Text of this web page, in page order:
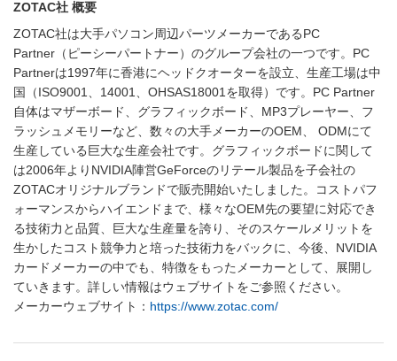
ZOTAC社 概要
ZOTAC社は大手パソコン周辺パーツメーカーであるPC
Partner（ピーシーパートナー）のグループ会社の一つです。PC
Partnerは1997年に香港にヘッドクオーターを設立、生産工場は中
国（ISO9001、14001、OHSAS18001を取得）です。PC Partner
自体はマザーボード、グラフィックボード、MP3プレーヤー、フ
ラッシュメモリーなど、数々の大手メーカーのOEM、 ODMにて
生産している巨大な生産会社です。グラフィックボードに関して
は2006年よりNVIDIA陣営GeForceのリテール製品を子会社の
ZOTACオリジナルブランドで販売開始いたしました。コストパフ
ォーマンスからハイエンドまで、様々なOEM先の要望に対応でき
る技術力と品質、巨大な生産量を誇り、そのスケールメリットを
生かしたコスト競争力と培った技術力をバックに、今後、NVIDIA
カードメーカーの中でも、特徴をもったメーカーとして、展開し
ていきます。詳しい情報はウェブサイトをご参照ください。
メーカーウェブサイト： https://www.zotac.com/